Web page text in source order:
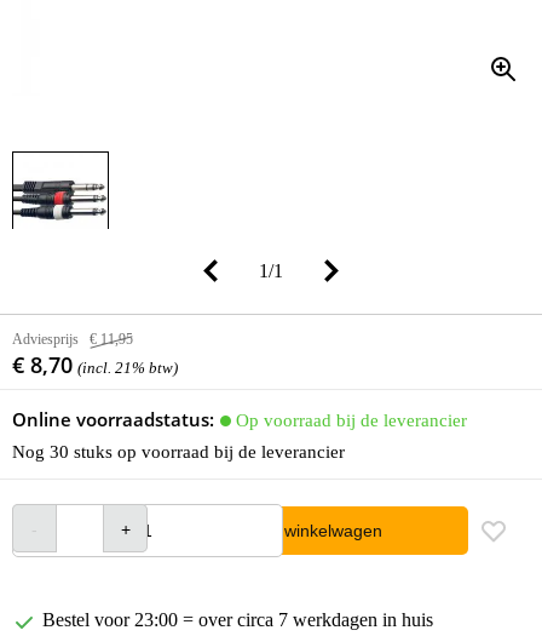
1/1
Adviesprijs € 11,95
€ 8,70 (incl. 21% btw)
Online voorraadstatus:
Op voorraad bij de leverancier
Nog 30 stuks op voorraad bij de leverancier
In winkelwagen
Bestel voor 23:00 = over circa 7 werkdagen in huis